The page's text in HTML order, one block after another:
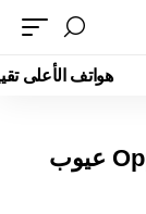
هواتف الأعلى
سعر ومواصفات Oppo Find X5 Lite عيوب